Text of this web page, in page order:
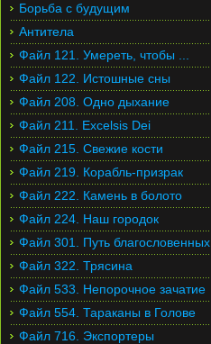
Борьба с будущим
Антитела
Файл 121. Умереть, чтобы ...
Файл 122. Истошные сны
Файл 208. Одно дыхание
Файл 211. Excelsis Dei
Файл 215. Свежие кости
Файл 219. Корабль-призрак
Файл 222. Камень в болото
Файл 224. Наш городок
Файл 301. Путь благословенных
Файл 322. Трясина
Файл 533. Непорочное зачатие
Файл 554. Тараканы в Голове
Файл 716. Экспортеры